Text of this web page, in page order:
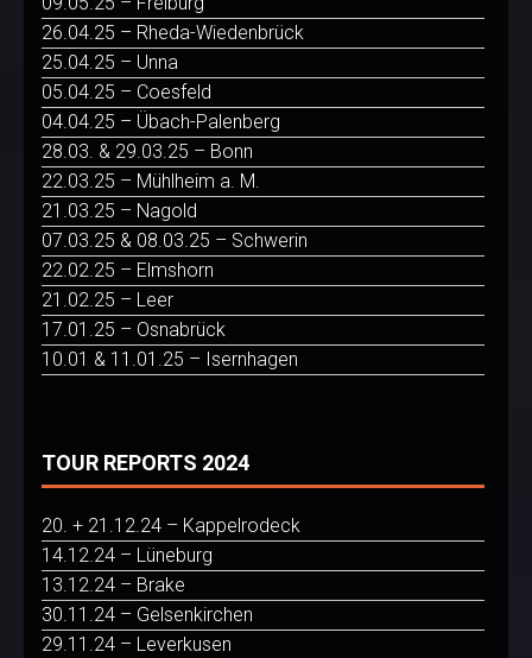
26.04.25 – Rheda-Wiedenbrück
25.04.25 – Unna
05.04.25 – Coesfeld
04.04.25 – Übach-Palenberg
28.03. & 29.03.25 – Bonn
22.03.25 – Mühlheim a. M.
21.03.25 – Nagold
07.03.25 & 08.03.25 – Schwerin
22.02.25 – Elmshorn
21.02.25 – Leer
17.01.25 – Osnabrück
10.01 & 11.01.25 – Isernhagen
TOUR REPORTS 2024
20. + 21.12.24 – Kappelrodeck
14.12.24 – Lüneburg
13.12.24 – Brake
30.11.24 – Gelsenkirchen
29.11.24 – Leverkusen